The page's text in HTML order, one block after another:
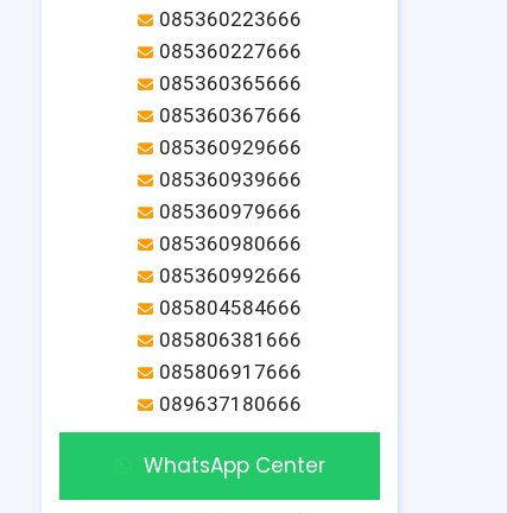
085360223666
085360227666
085360365666
085360367666
085360929666
085360939666
085360979666
085360980666
085360992666
085804584666
085806381666
085806917666
089637180666
WhatsApp Center